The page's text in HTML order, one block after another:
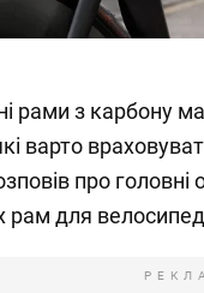
рами з карбону
варто
про головні
рам для